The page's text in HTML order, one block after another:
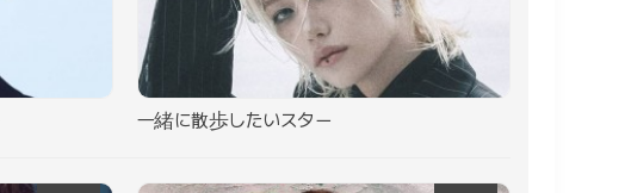
一緒に散歩したいスター